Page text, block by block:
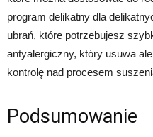
program delikatny dla
ubrań, które potrzebujesz
antyalergiczny, który usuwa
kontrolę nad procesem
Podsumowanie